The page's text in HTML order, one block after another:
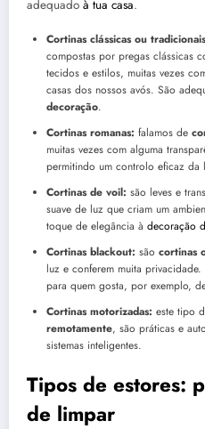
adequado à tua casa.
Cortinas clássicas ou
compostas por pregas clássicas
tecidos e estilos, muitas vezes
casas dos nossos avós. São
decoração.
Cortinas romanas: falamos de
muitas vezes com alguma
permitindo um controlo eficaz da
Cortinas de voil: são leves e
suave de luz que criam um
toque de elegância à decoração
Cortinas blackout: são cortinas
luz e conferem muita
para quem gosta, por exemplo,
Cortinas motorizadas: este tipo
remotamente, são práticas e
sistemas inteligentes.
Tipos de estores:
de limpar